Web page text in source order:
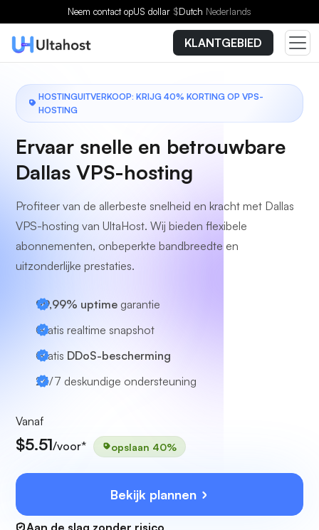
Neem contact opUS dollar $Dutch Nederlands
KLANTGEBIED
HOSTINGUITVERKOOP: KRIJG 40% KORTING OP VPS-
HOSTING
Ervaar snelle en betrouwbare
Dallas VPS-hosting
Profiteer van de allerbeste snelheid en kracht met Dallas
VPS-hosting van UltaHost. Wij bieden flexibele
abonnementen, onbeperkte bandbreedte en
uitzonderlijke prestaties.
99,99% uptime garantie
Gratis realtime snapshot
Gratis DDoS-bescherming
24/7 deskundige ondersteuning
Vanaf
$5.51/voor* opslaan 40%
Bekijk plannen
Aan de slag zonder risico